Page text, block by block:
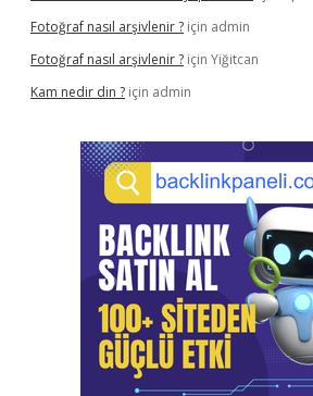
Fotoğraf nasıl arşivlenir ? için admin
Fotoğraf nasıl arşivlenir ? için Yiğitcan
Kam nedir din ? için admin